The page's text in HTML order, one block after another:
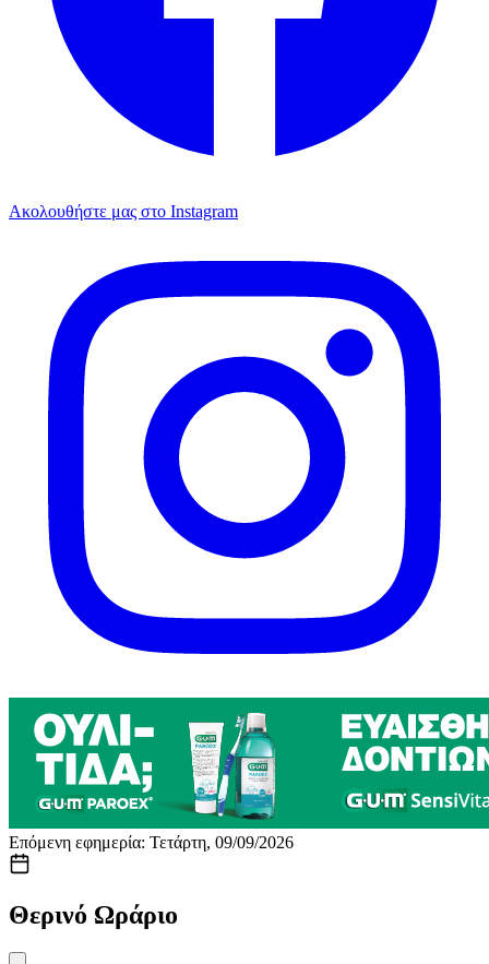
Ακολουθήστε μας στο Instagram
Επόμενη εφημερία: Τετάρτη, 09/09/2026
Θερινό Ωράριο